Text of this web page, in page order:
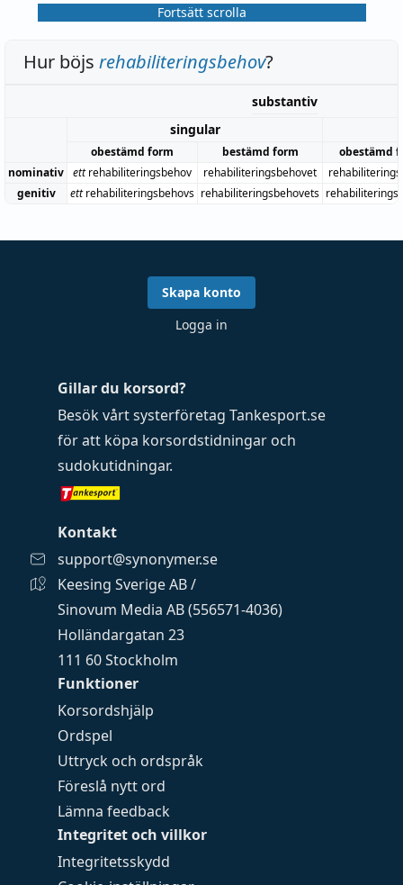
Fortsätt scrolla
Hur böjs rehabiliteringsbehov?
substantiv
singular
obestämd form bestämd form
obestämd
nominativ ettrehabiliteringsbehov rehabiliteringsbehovet
genitiv
ettrehabiliteringsbehovs rehabiliteringsbehovets
Funktioner
Korsordshjälp
Ordspel
Uttryck och ordspråk
Föreslå nytt ord
Lämna feedback
Integritet och villkor
Integritetsskydd
Gillar du korsord?
Besök vårt systerföretag Tankesport.se
för att köpa korsordstidningar och
sudokutidningar.
Kontakt
support@synonymer.se
Keesing Sverige AB /
Sinovum Media AB (556571-4036)
Holländargatan 23
111 60 Stockholm
Skapa konto
Logga in